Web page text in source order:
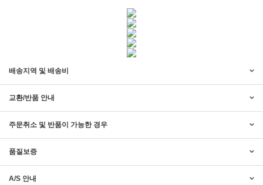
배송지역 및 배송비
교환/반품 안내
주문취소 및 반품이 가능한 경우
품질보증
A/S 안내